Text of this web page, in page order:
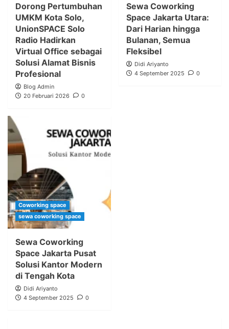
Dorong Pertumbuhan
UMKM Kota Solo,
UnionSPACE Solo
Radio Hadirkan
Virtual Office sebagai
Solusi Alamat Bisnis
Profesional
Blog Admin
20 Februari 2026
0
Sewa Coworking
Space Jakarta Utara:
Dari Harian hingga
Bulanan, Semua
Fleksibel
Didi Ariyanto
4 September 2025
0
Coworking space
sewa coworking space
Sewa Coworking
Space Jakarta Pusat
Solusi Kantor Modern
di Tengah Kota
Didi Ariyanto
4 September 2025
0